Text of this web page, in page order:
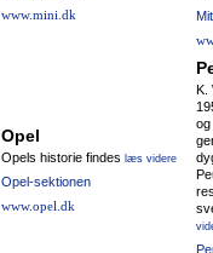
www.mini.dk
Opel
Opels historie findes læs videre
Opel-sektionen
www.opel.dk
K.
og